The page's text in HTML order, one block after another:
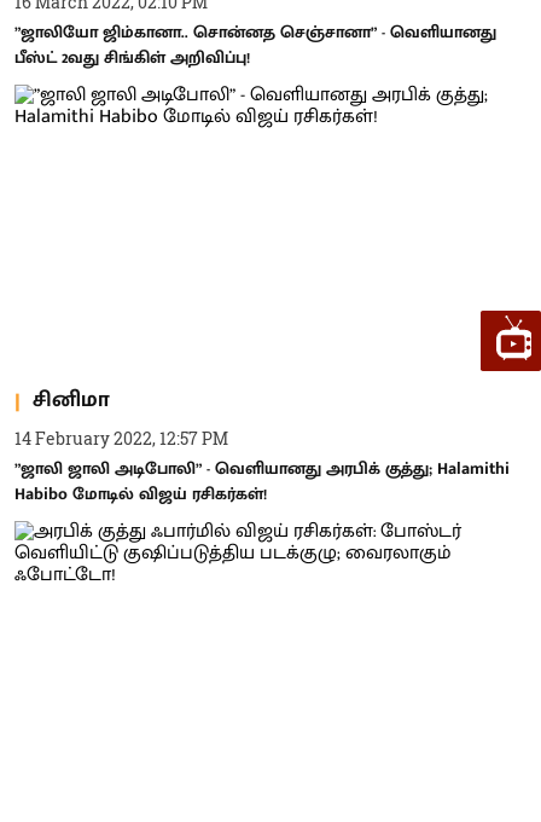
”ஜாலியோ ஜிம்கானா.. சொன்னத செஞ்சானா” - வெளியானது
பீஸ்ட் 2வது சிங்கிள் அறிவிப்பு!
சினிமா
14 February 2022, 12:57 PM
”ஜாலி ஜாலி அடிபோலி” - வெளியானது அரபிக் குத்து; Halamithi
Habibo மோடில் விஜய் ரசிகர்கள்!